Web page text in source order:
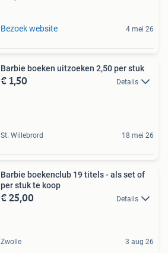
Bezoek website 4 mei 26
Barbie boeken uitzoeken 2,50 per stuk
€ 1,50 Details
St. Willebrord 18 mei 26
Barbie boekenclub 19 titels - als set of
per stuk te koop
€ 25,00 Details
Zwolle 3 aug 26